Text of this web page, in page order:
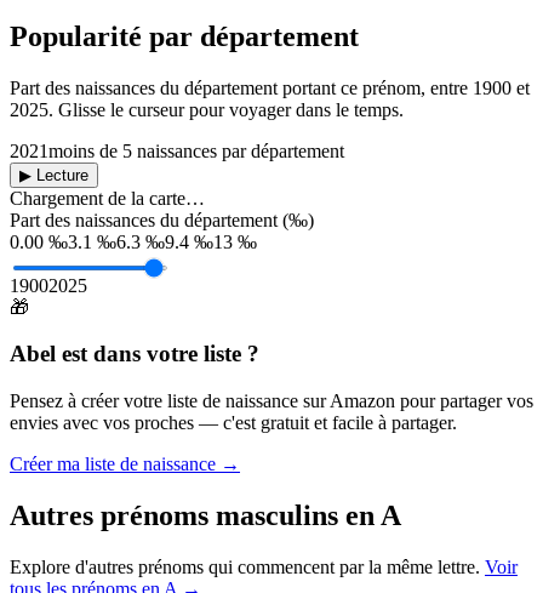
Popularité par département
Part des naissances du département portant ce prénom, entre 1900 et
2025. Glisse le curseur pour voyager dans le temps.
2021moins de 5 naissances par département
▶ Lecture
Chargement de la carte…
Part des naissances du département (‰)
0.00 ‰3.1 ‰6.3 ‰9.4 ‰13 ‰
19002025
🎁
Abel est dans votre liste ?
Pensez à créer votre liste de naissance sur Amazon pour partager vos
envies avec vos proches — c'est gratuit et facile à partager.
Créer ma liste de naissance →
Autres prénoms masculins en A
Explore d'autres prénoms qui commencent par la même lettre. Voir
tous les prénoms en A →